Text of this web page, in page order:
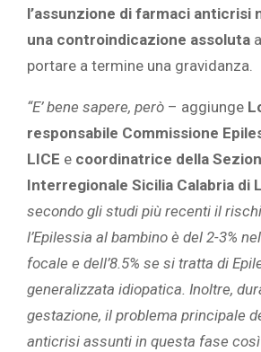
l’assunzione di farmaci anticrisi
una controindicazione assoluta
portare a termine una gravidanza.
“E’ bene sapere, però – aggiunge
responsabile Commissione
LICE e coordinatrice della
Interregionale Sicilia Calabria di
secondo gli studi più recenti il
l’Epilessia al bambino è del 2-3%
focale e dell’8.5% se si tratta di
generalizzata idiopatica. Inoltre,
gestazione, il problema principale
anticrisi assunti in questa fase